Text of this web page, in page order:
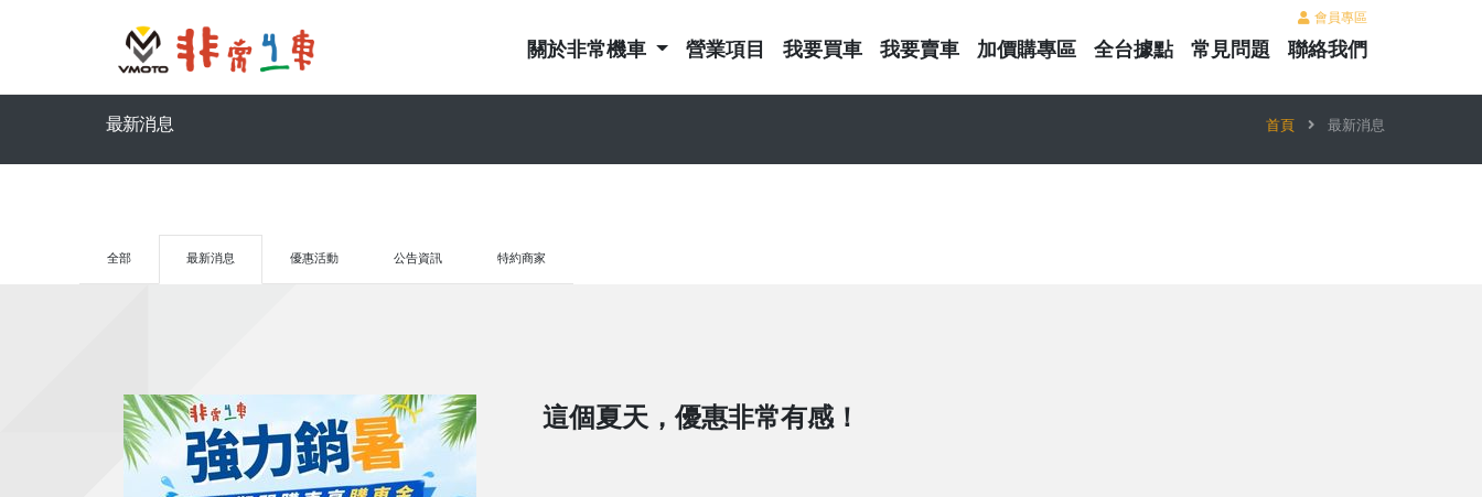
會員專區
關於非常機車 營業項目 我要買車 我要賣車 加價購專區 全台據點 常見問題 聯絡我們
最新消息 首頁 最新消息
全部 最新消息 優惠活動 公告資訊 特約商家
這個夏天，優惠非常有感！